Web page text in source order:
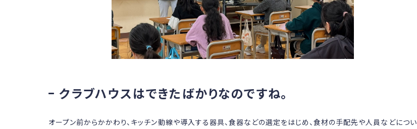
クラブハウスはできたばかりなのですね。
オープン前からかかわり、キッチン動線や導入する器具、食器などの選定をはじめ、食材の手配先や人員などについ